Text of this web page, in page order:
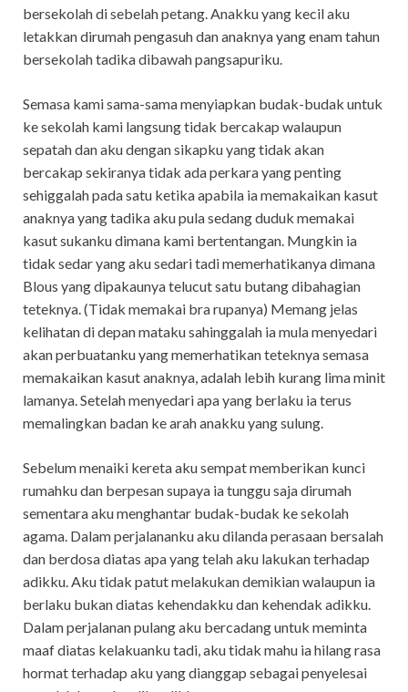
bersekolah di sebelah petang. Anakku yang kecil aku
letakkan dirumah pengasuh dan anaknya yang enam tahun
bersekolah tadika dibawah pangsapuriku.
Semasa kami sama-sama menyiapkan budak-budak untuk
ke sekolah kami langsung tidak bercakap walaupun
sepatah dan aku dengan sikapku yang tidak akan
bercakap sekiranya tidak ada perkara yang penting
sehiggalah pada satu ketika apabila ia memakaikan kasut
anaknya yang tadika aku pula sedang duduk memakai
kasut sukanku dimana kami bertentangan. Mungkin ia
tidak sedar yang aku sedari tadi memerhatikanya dimana
Blous yang dipakaunya telucut satu butang dibahagian
teteknya. (Tidak memakai bra rupanya) Memang jelas
kelihatan di depan mataku sahinggalah ia mula menyedari
akan perbuatanku yang memerhatikan teteknya semasa
memakaikan kasut anaknya, adalah lebih kurang lima minit
lamanya. Setelah menyedari apa yang berlaku ia terus
memalingkan badan ke arah anakku yang sulung.
Sebelum menaiki kereta aku sempat memberikan kunci
rumahku dan berpesan supaya ia tunggu saja dirumah
sementara aku menghantar budak-budak ke sekolah
agama. Dalam perjalananku aku dilanda perasaan bersalah
dan berdosa diatas apa yang telah aku lakukan terhadap
adikku. Aku tidak patut melakukan demikian walaupun ia
berlaku bukan diatas kehendakku dan kehendak adikku.
Dalam perjalanan pulang aku bercadang untuk meminta
maaf diatas kelakuanku tadi, aku tidak mahu ia hilang rasa
hormat terhadap aku yang dianggap sebagai penyelesai